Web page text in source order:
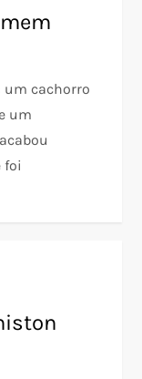
um cachorro
um
foi